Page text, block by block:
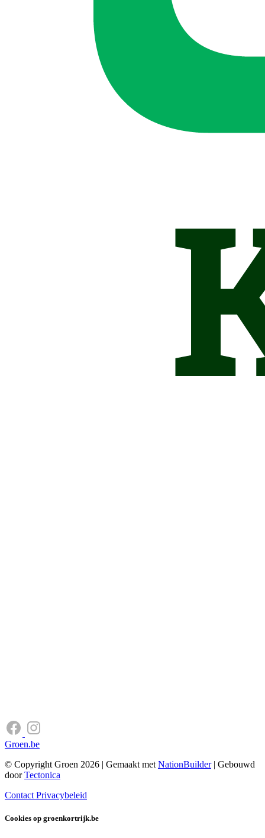
Groen.be
© Copyright Groen 2026 | Gemaakt met NationBuilder| Gebouwd
doorTectonica
Contact Privacybeleid
Cookies op groenkortrijk.be